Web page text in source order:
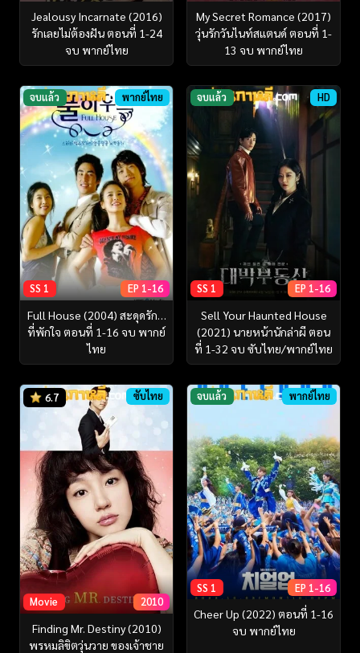
Jealousy Incarnate (2016)
รักเลยไม่ต้องฝัน ตอนที่ 1-24
จบ พากย์ไทย
My Secret Romance (2017)
วุ่นรักวันไนท์สแตนด์ ตอนที่ 1-
13 จบ พากย์ไทย
จบแล้ว พากย์ไทย
SS 1 EP 1-16
Full House (2004) สะดุดรัก…
ที่พักใจ ตอนที่ 1-16 จบ พากย์
ไทย
จบแล้ว HD
SS 1 EP 1-16
Sell Your Haunted House
(2021) นายหน้านักล่าผี ตอน
ที่ 1-32 จบ ซับไทย/พากย์ไทย
6.7 ซับไทย
Movie 2010
Finding Mr. Destiny (2010)
พรหมลิขิตวุ่นวาย ของเจ้าชาย
จบแล้ว พากย์ไทย
SS 1 EP 1-16
Cheer Up (2022) ตอนที่ 1-16
จบ พากย์ไทย